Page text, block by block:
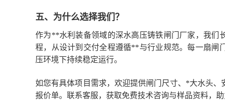
五、为什么选择我们？
作为**水利装备领域的深水高压铸铁闸门厂家，我们
程，从设计到交付全程遵循**与行业规范。每一扇闸
压环境下持续稳定运行。
如您有具体项目需求，欢迎提供闸门尺寸、*大水头
报价单。联系客服，获取免费技术咨询与样品资料，